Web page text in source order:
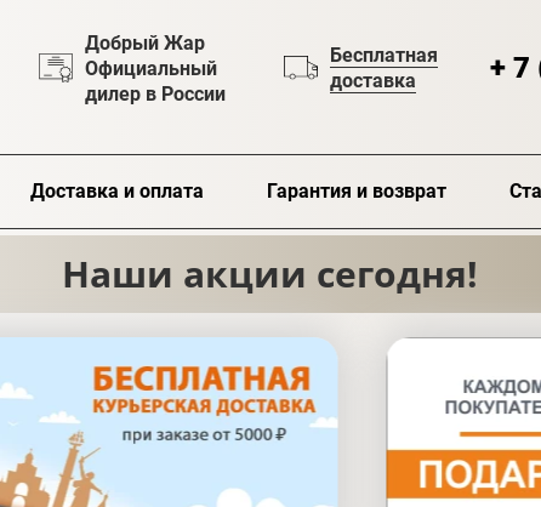
Добрый Жар
Официальный
дилер в России
Бесплатная
доставка
+
Доставка и оплата Гарантия и возврат
Наши акции сегодня!